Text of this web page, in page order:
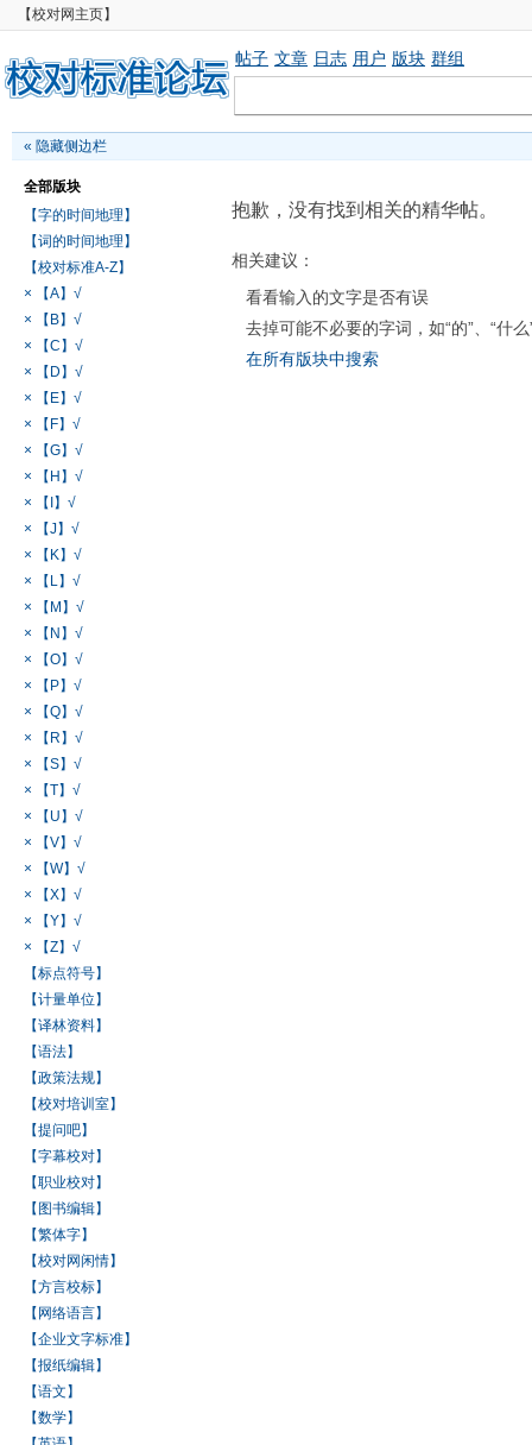
【校对网主页】
帖子 文章 日志 用户 版块 群组
« 隐藏侧边栏
全部版块
【字的时间地理】
【词的时间地理】
【校对标准A-Z】
× 【A】√
× 【B】√
× 【C】√
× 【D】√
× 【E】√
× 【F】√
× 【G】√
× 【H】√
× 【I】√
× 【J】√
× 【K】√
× 【L】√
× 【M】√
× 【N】√
× 【O】√
× 【P】√
× 【Q】√
× 【R】√
× 【S】√
× 【T】√
× 【U】√
× 【V】√
× 【W】√
× 【X】√
× 【Y】√
× 【Z】√
【标点符号】
【计量单位】
【译林资料】
【语法】
【政策法规】
【校对培训室】
【提问吧】
【字幕校对】
【职业校对】
【图书编辑】
【繁体字】
【校对网闲情】
【方言校标】
【网络语言】
【企业文字标准】
【报纸编辑】
【语文】
【数学】
抱歉，没有找到相关的精华帖。
相关建议：
看看输入的文字是否有误
去掉可能不必要的字词，如“的”、“什么
在所有版块中搜索